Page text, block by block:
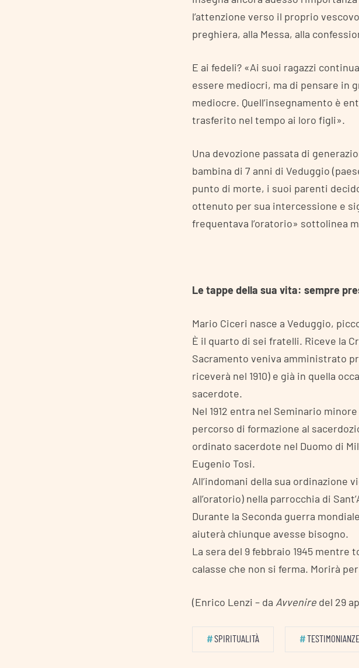
l’attenzione verso il proprio
preghiera, alla Messa, alla
E ai fedeli? «Ai suoi ragazzi
essere mediocri, ma di pensare in
mediocre. Quell’insegnamento è
trasferito nel tempo ai loro figli».
Una devozione passata di
bambina di 7 anni di Veduggio
punto di morte, i suoi parenti
ottenuto per sua intercessione e
frequentava l’oratorio» sottolinea
Le tappe della sua vita: sempre
Mario Ciceri nasce a Veduggio,
È il quarto di sei fratelli. Riceve la
Sacramento veniva amministrato
riceverà nel 1910) e già in quella
sacerdote.
Nel 1912 entra nel Seminario
percorso di formazione al
ordinato sacerdote nel Duomo di
Eugenio Tosi.
All’indomani della sua ordinazione
all’oratorio) nella parrocchia di
Durante la Seconda guerra
aiuterà chiunque avesse bisogno.
La sera del 9 febbraio 1945
calasse che non si ferma. Morirà
(Enrico Lenzi – daAvvenire del 29
#SPIRITUALITÀ # TESTIMONIANZE